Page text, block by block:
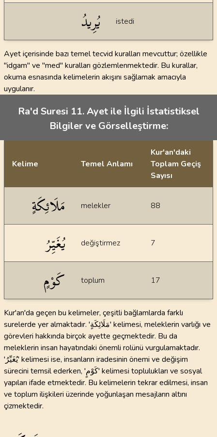
يُرِيدُ istedi
Ayet içerisinde bazı temel tecvid kuralları mevcuttur; özellikle
"idgam" ve "med" kuralları gözlemlenmektedir. Bu kurallar,
okuma esnasında kelimelerin akışını sağlamak amacıyla
uygulanır.
Ra'd Suresi 11. Ayet ile İlgili İstatistiksel
Bilgiler ve Görselleştirme:
Kelime Temel Anlamı
Kur'an'daki
Toplam Geçiş
Sayısı
مَلَائِكَةٍ melekler 88
يُغَيِّرُ değiştirmez 7
كَوْمٍ toplum 17
Kur'an'da geçen bu kelimeler, çeşitli bağlamlarda farklı
surelerde yer almaktadır. 'مَلَائِكَةٍ' kelimesi, meleklerin varlığı ve
görevleri hakkında birçok ayette geçmektedir. Bu da
meleklerin insan hayatındaki önemli rolünü vurgulamaktadır.
'يُغَيِّرُ' kelimesi ise, insanların iradesinin önemi ve değişim
sürecini temsil ederken, 'كَوْمٍ' kelimesi toplulukları ve sosyal
yapıları ifade etmektedir. Bu kelimelerin tekrar edilmesi, insan
ve toplum ilişkileri üzerinde yoğunlaşan mesajların altını
çizmektedir.